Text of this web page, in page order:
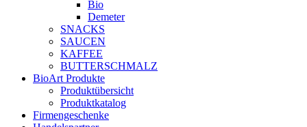
Bio
Demeter
SNACKS
SAUCEN
KAFFEE
BUTTERSCHMALZ
BioArt Produkte
Produktübersicht
Produktkatalog
Firmengeschenke